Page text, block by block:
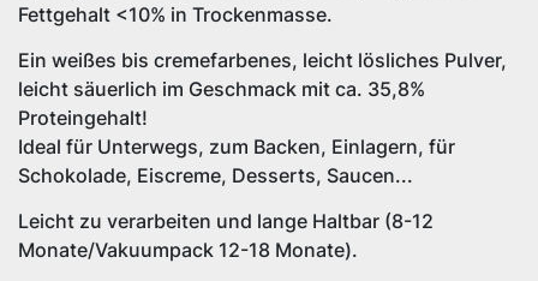
Fettgehalt <10% in Trockenmasse.
Ein weißes bis cremefarbenes, leicht lösliches Pulver,
leicht säuerlich im Geschmack mit ca. 35,8%
Proteingehalt!
Ideal für Unterwegs, zum Backen, Einlagern, für
Schokolade, Eiscreme, Desserts, Saucen...
Leicht zu verarbeiten und lange Haltbar (8-12
Monate/Vakuumpack 12-18 Monate).